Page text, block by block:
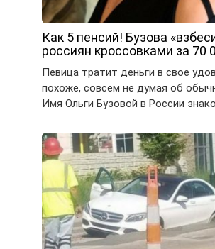
Как 5 пенсий! Бузова
россиян кроссовками за 70
Певица тратит деньги в свое
похоже, совсем не думая об
Имя Ольги Бузовой в России